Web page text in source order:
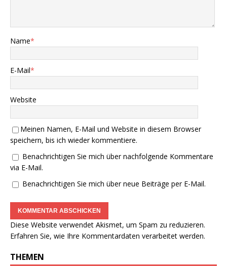
Name*
E-Mail*
Website
Meinen Namen, E-Mail und Website in diesem Browser
speichern, bis ich wieder kommentiere.
Benachrichtigen Sie mich über nachfolgende Kommentare
via E-Mail.
Benachrichtigen Sie mich über neue Beiträge per E-Mail.
Diese Website verwendet Akismet, um Spam zu reduzieren.
Erfahren Sie, wie Ihre Kommentardaten verarbeitet werden.
THEMEN